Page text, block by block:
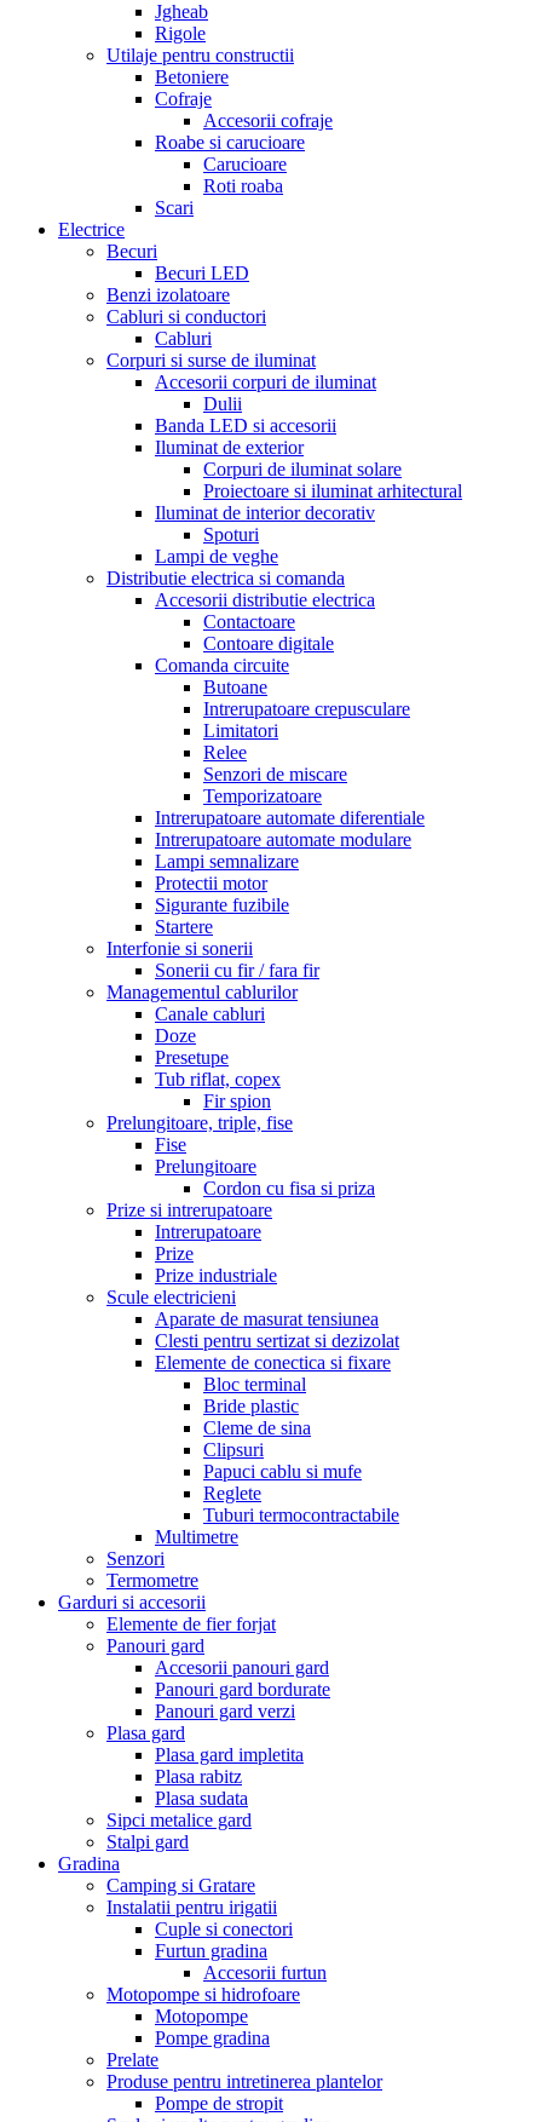
Jgheab
Rigole
Utilaje pentru constructii
Betoniere
Cofraje
Accesorii cofraje
Roabe si carucioare
Carucioare
Roti roaba
Scari
Electrice
Becuri
Becuri LED
Benzi izolatoare
Cabluri si conductori
Cabluri
Corpuri si surse de iluminat
Accesorii corpuri de iluminat
Dulii
Banda LED si accesorii
Iluminat de exterior
Corpuri de iluminat solare
Proiectoare si iluminat arhitectural
Iluminat de interior decorativ
Spoturi
Lampi de veghe
Distributie electrica si comanda
Accesorii distributie electrica
Contactoare
Contoare digitale
Comanda circuite
Butoane
Intrerupatoare crepusculare
Limitatori
Relee
Senzori de miscare
Temporizatoare
Intrerupatoare automate diferentiale
Intrerupatoare automate modulare
Lampi semnalizare
Protectii motor
Sigurante fuzibile
Startere
Interfonie si sonerii
Sonerii cu fir / fara fir
Managementul cablurilor
Canale cabluri
Doze
Presetupe
Tub riflat, copex
Fir spion
Prelungitoare, triple, fise
Fise
Prelungitoare
Cordon cu fisa si priza
Prize si intrerupatoare
Intrerupatoare
Prize
Prize industriale
Scule electricieni
Aparate de masurat tensiunea
Clesti pentru sertizat si dezizolat
Elemente de conectica si fixare
Bloc terminal
Bride plastic
Cleme de sina
Clipsuri
Papuci cablu si mufe
Reglete
Tuburi termocontractabile
Multimetre
Senzori
Termometre
Garduri si accesorii
Elemente de fier forjat
Panouri gard
Accesorii panouri gard
Panouri gard bordurate
Panouri gard verzi
Plasa gard
Plasa gard impletita
Plasa rabitz
Plasa sudata
Sipci metalice gard
Stalpi gard
Gradina
Camping si Gratare
Instalatii pentru irigatii
Cuple si conectori
Furtun gradina
Accesorii furtun
Motopompe si hidrofoare
Motopompe
Pompe gradina
Prelate
Produse pentru intretinerea plantelor
Pompe de stropit